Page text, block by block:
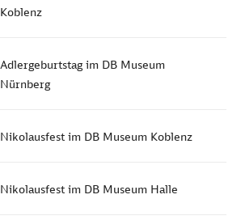
Koblenz
Adlergeburtstag im DB Museum
Nürnberg
Nikolausfest im DB Museum Koblenz
Nikolausfest im DB Museum Halle